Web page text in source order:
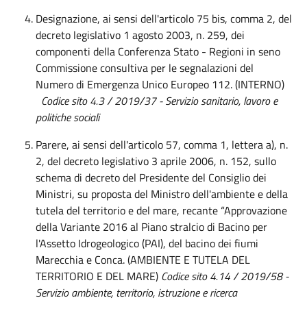
Designazione, ai sensi dell'articolo 75 bis, comma 2, del
decreto legislativo 1 agosto 2003, n. 259, dei
componenti della Conferenza Stato - Regioni in seno
Commissione consultiva per le segnalazioni del
Numero di Emergenza Unico Europeo 112. (INTERNO)
Codice sito 4.3 / 2019/37 - Servizio sanitario, lavoro e
politiche sociali
Parere, ai sensi dell'articolo 57, comma 1, lettera a), n.
2, del decreto legislativo 3 aprile 2006, n. 152, sullo
schema di decreto del Presidente del Consiglio dei
Ministri, su proposta del Ministro dell'ambiente e della
tutela del territorio e del mare, recante “Approvazione
della Variante 2016 al Piano stralcio di Bacino per
l'Assetto Idrogeologico (PAI), del bacino dei fiumi
Marecchia e Conca. (AMBIENTE E TUTELA DEL
TERRITORIO E DEL MARE) Codice sito 4.14 / 2019/58 -
Servizio ambiente, territorio, istruzione e ricerca